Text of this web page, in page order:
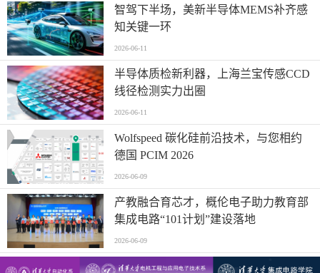
智驾下半场，美新半导体MEMS补齐感
知关键一环
2026-06-11
半导体质检新利器，上海兰宝传感CCD
线径检测实力出圈
2026-06-11
Wolfspeed 碳化硅前沿技术，与您相约
德国 PCIM 2026
2026-06-09
产教融合育芯才，概伦电子助力教育部
集成电路“101计划”建设落地
2026-06-09